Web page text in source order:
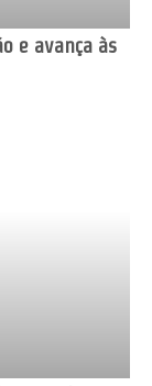
e avança às